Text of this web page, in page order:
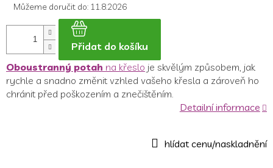
Můžeme doručit do: 11.8.2026
Přidat do košíku
Oboustranný potah na křeslo je skvělým způsobem, jak
rychle a snadno změnit vzhled vašeho křesla a zároveň ho
chránit před poškozením a znečištěním.
Detailní informace